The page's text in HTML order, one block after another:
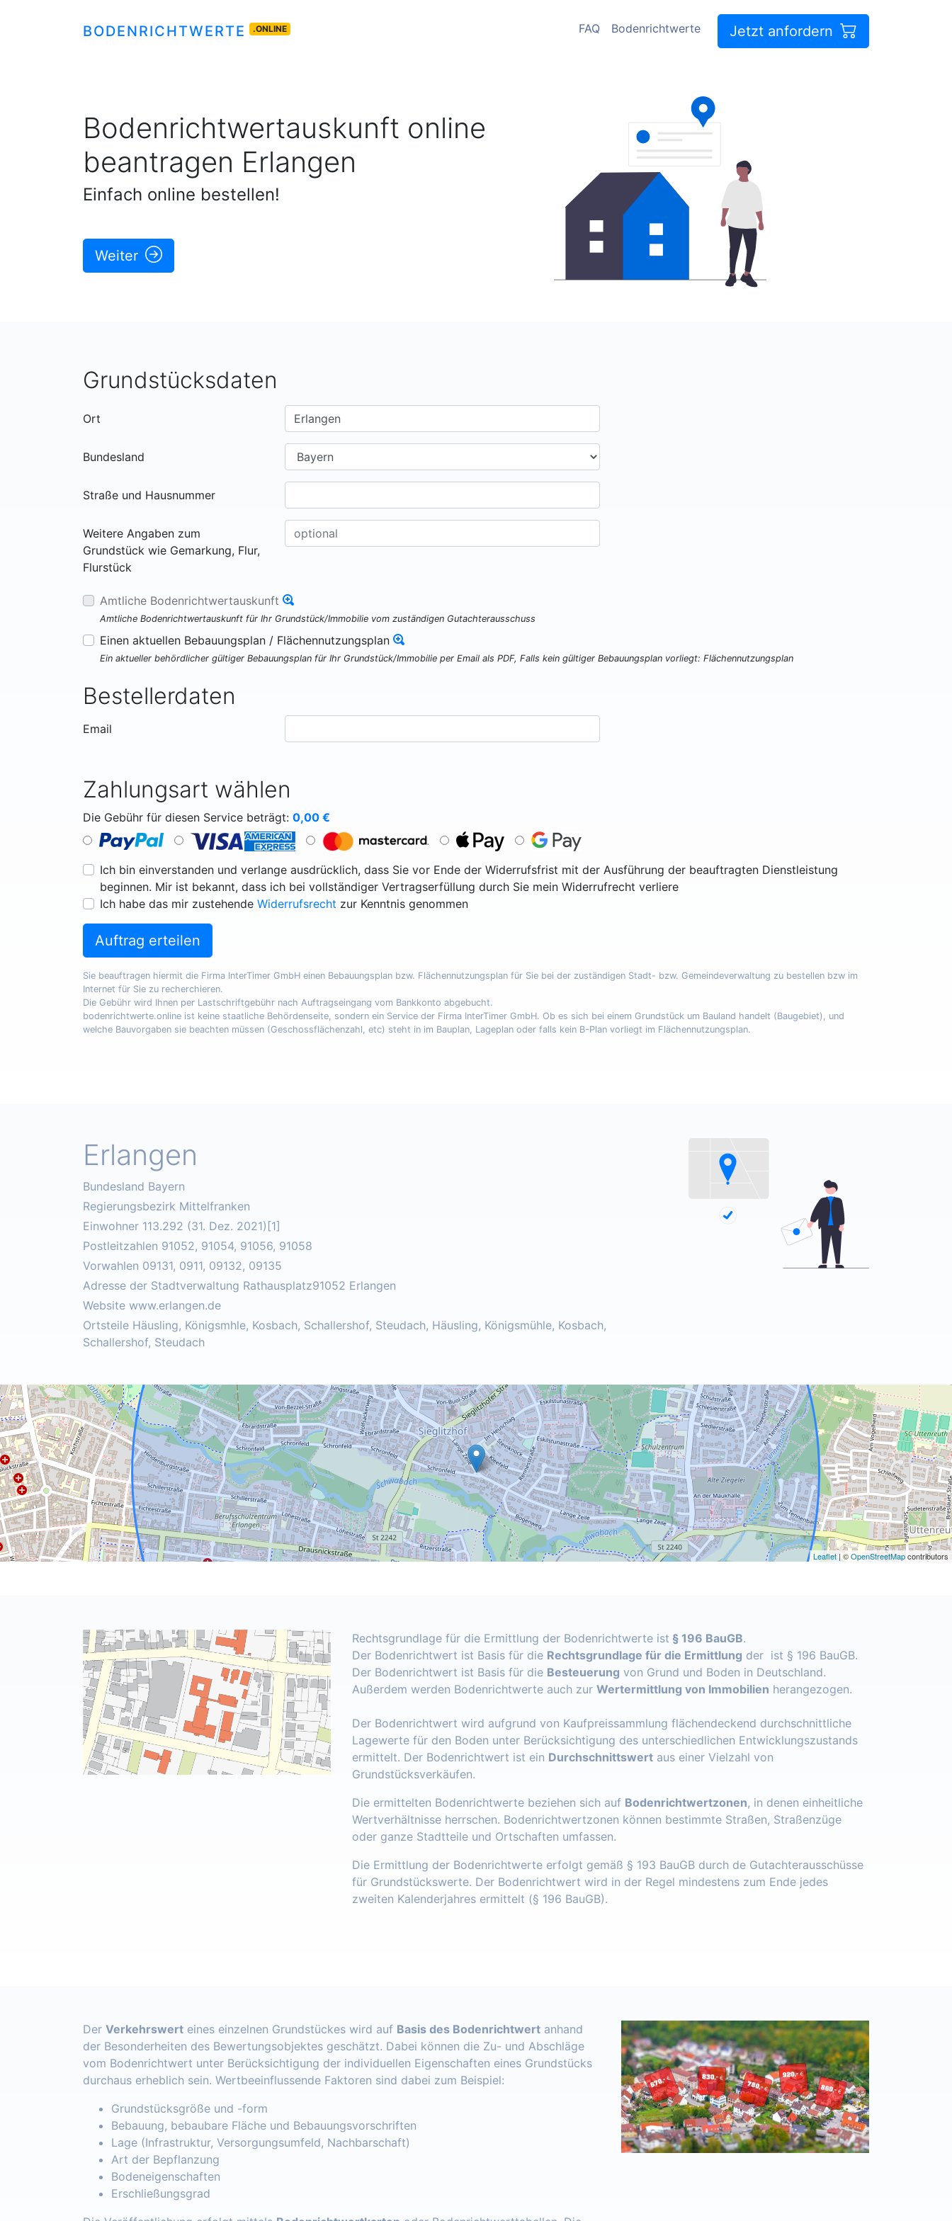
BODENRICHTWERTE .ONLINE FAQ Bodenrichtwerte Jetzt anfordern
Bodenrichtwertauskunft online
beantragen Erlangen
Einfach online bestellen!
Weiter
Grundstücksdaten
Ort
Bundesland
Straße und Hausnummer
Weitere Angaben zum
Grundstück wie Gemarkung, Flur,
Flurstück
Amtliche Bodenrichtwertauskunft
Amtliche Bodenrichtwertauskunft für Ihr Grundstück/Immobilie vom zuständigen Gutachterausschuss
Einen aktuellen Bebauungsplan / Flächennutzungsplan
Ein aktueller behördlicher gültiger Bebauungsplan für Ihr Grundstück/Immobilie per Email als PDF, Falls kein gültiger Bebauungsplan vorliegt: Flächennutzungsplan
Bestellerdaten
Email
Zahlungsart wählen
Die Gebühr für diesen Service beträgt: 0,00 €
Ich bin einverstanden und verlange ausdrücklich, dass Sie vor Ende der Widerrufsfrist mit der Ausführung der beauftragten Dienstleistung
beginnen. Mir ist bekannt, dass ich bei vollständiger Vertragserfüllung durch Sie mein Widerrufrecht verliere
Ich habe das mir zustehende Widerrufsrecht zur Kenntnis genommen
Auftrag erteilen
Sie beauftragen hiermit die Firma InterTimer GmbH einen Bebauungsplan bzw. Flächennutzungsplan für Sie bei der zuständigen Stadt- bzw. Gemeindeverwaltung zu bestellen bzw im
Internet für Sie zu recherchieren.
Die Gebühr wird Ihnen per Lastschriftgebühr nach Auftragseingang vom Bankkonto abgebucht.
bodenrichtwerte.online ist keine staatliche Behördenseite, sondern ein Service der Firma InterTimer GmbH. Ob es sich bei einem Grundstück um Bauland handelt (Baugebiet), und
welche Bauvorgaben sie beachten müssen (Geschossflächenzahl, etc) steht in im Bauplan, Lageplan oder falls kein B-Plan vorliegt im Flächennutzungsplan.
Erlangen
Bundesland Bayern
Regierungsbezirk Mittelfranken
Einwohner 113.292 (31. Dez. 2021)[1]
Postleitzahlen 91052, 91054, 91056, 91058
Vorwahlen 09131, 0911, 09132, 09135
Adresse der Stadtverwaltung Rathausplatz91052 Erlangen
Website www.erlangen.de
Ortsteile Häusling, Königsmhle, Kosbach, Schallershof, Steudach, Häusling, Königsmühle, Kosbach,
Schallershof, Steudach
Leaflet| ©OpenStreetMapcontributors
Rechtsgrundlage für die Ermittlung der Bodenrichtwerte ist § 196 BauGB.
Der Bodenrichtwert ist Basis für die Rechtsgrundlage für die Ermittlung der ist § 196 BauGB.
Der Bodenrichtwert ist Basis für die Besteuerung von Grund und Boden in Deutschland.
Außerdem werden Bodenrichtwerte auch zur Wertermittlung von Immobilien herangezogen.
Der Bodenrichtwert wird aufgrund von Kaufpreissammlung flächendeckend durchschnittliche
Lagewerte für den Boden unter Berücksichtigung des unterschiedlichen Entwicklungszustands
ermittelt. Der Bodenrichtwert ist ein Durchschnittswert aus einer Vielzahl von
Grundstücksverkäufen.
Die ermittelten Bodenrichtwerte beziehen sich auf Bodenrichtwertzonen, in denen einheitliche
Wertverhältnisse herrschen. Bodenrichtwertzonen können bestimmte Straßen, Straßenzüge
oder ganze Stadtteile und Ortschaften umfassen.
Die Ermittlung der Bodenrichtwerte erfolgt gemäß § 193 BauGB durch de Gutachterausschüsse
für Grundstückswerte. Der Bodenrichtwert wird in der Regel mindestens zum Ende jedes
zweiten Kalenderjahres ermittelt (§ 196 BauGB).
Der Verkehrswert eines einzelnen Grundstückes wird auf Basis des Bodenrichtwert anhand
der Besonderheiten des Bewertungsobjektes geschätzt. Dabei können die Zu- und Abschläge
vom Bodenrichtwert unter Berücksichtigung der individuellen Eigenschaften eines Grundstücks
durchaus erheblich sein. Wertbeeinflussende Faktoren sind dabei zum Beispiel:
Grundstücksgröße und -form
Bebauung, bebaubare Fläche und Bebauungsvorschriften
Lage (Infrastruktur, Versorgungsumfeld, Nachbarschaft)
Art der Bepflanzung
Bodeneigenschaften
Erschließungsgrad